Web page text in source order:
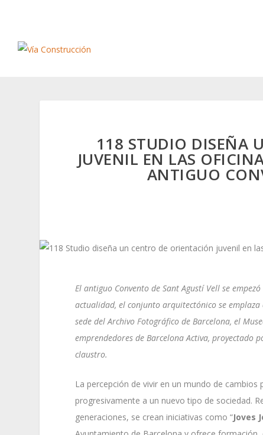
118 STUDIO DISEÑA
JUVENIL EN LAS
ANTIGUO
El antiguo Convento de Sant Agustí Vell se
actualidad, el conjunto arquitectónico se
sede del Archivo Fotográfico de Barcelona, el
emprendedores de Barcelona Activa, proyectado
claustro.
La percepción de vivir en un mundo de
progresivamente a un nuevo tipo de sociedad.
generaciones, se crean iniciativas como “Joves